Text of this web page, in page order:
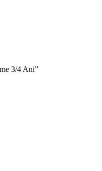
3/4 Ani”